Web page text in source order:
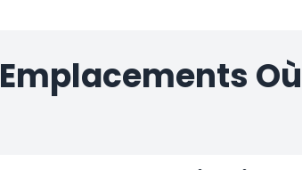
Emplacements